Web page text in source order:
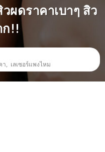
ผดราคาเบาๆ สิว
ก!!
า เลเซอร์แพงไหม